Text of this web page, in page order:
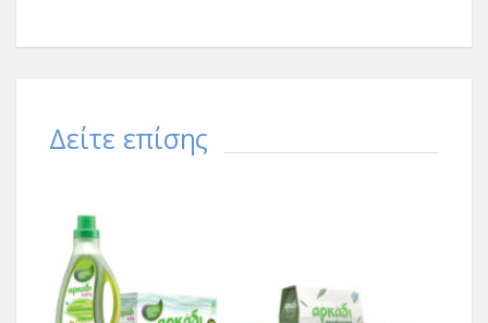
Δείτε επίσης